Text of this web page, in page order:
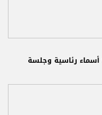
أسماء رئاسية وجلسة